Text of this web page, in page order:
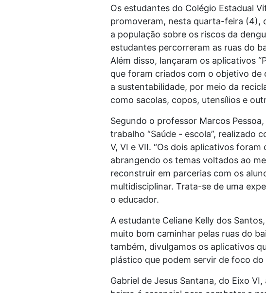
Os estudantes do Colégio Estadual
promoveram, nesta quarta-feira (4),
a população sobre os riscos da
estudantes percorreram as ruas do
Além disso, lançaram os aplicativos
que foram criados com o objetivo de
a sustentabilidade, por meio da
como sacolas, copos, utensílios e
Segundo o professor Marcos
trabalho “Saúde - escola”, realizado
V, VI e VII. “Os dois aplicativos
abrangendo os temas voltados ao
reconstruir em parcerias com os
multidisciplinar. Trata-se de uma
o educador.
A estudante Celiane Kelly dos
muito bom caminhar pelas ruas do
também, divulgamos os aplicativos
plástico que podem servir de foco do
Gabriel de Jesus Santana, do Eixo